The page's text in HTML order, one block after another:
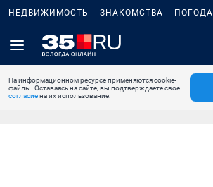
НЕДВИЖИМОСТЬ ЗНАКОМСТВА ПОГОДА
На информационном ресурсе применяются cookie-
файлы. Оставаясь на сайте, вы подтверждаете свое
согласиена их использование.